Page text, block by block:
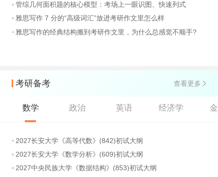
管综几何面积题的核心模型：考场上一眼识图、快速列式
雅思写作 7 分的“高级词汇”放进考研作文里怎么样
雅思写作的经典结构搬到考研作文里，为什么总感觉不顺手?
考研备考 查看更多
数学 政治 英语 经济学
2027长安大学《高等代数》(842)初试大纲
2027长安大学《数学分析》(609)初试大纲
2027中央民族大学《数据结构》(853)初试大纲